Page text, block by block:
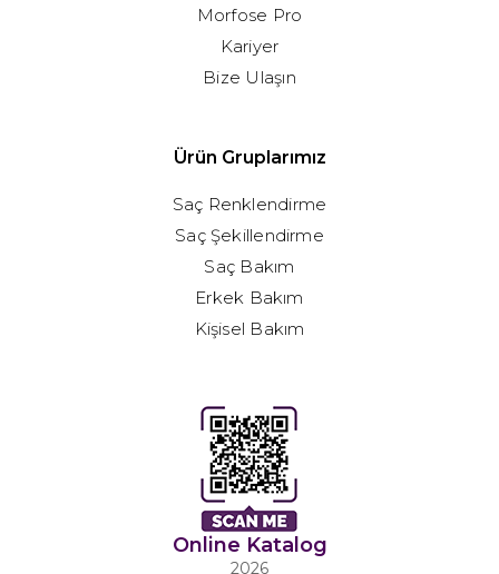
Morfose Pro
Kariyer
Bize Ulaşın
Ürün Gruplarımız
Saç Renklendirme
Saç Şekillendirme
Saç Bakım
Erkek Bakım
Kişisel Bakım
Online Katalog
2026